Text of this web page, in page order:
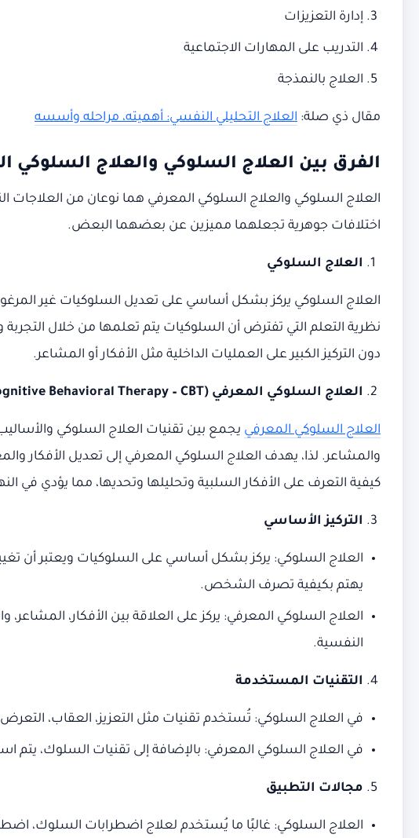
إدارة التعزيزات
التدريب على المهارات الاجتماعية
العلاج بالنمذجة
مقال ذي صلة: العلاج التحليلي النفسي: أهميته، مراحله وأسسه
الفرق بين العلاج السلوكي والعلاج السلوكي
العلاج السلوكي والعلاج السلوكي المعرفي هما نوعان من العلاجات
اختلافات جوهرية تجعلهما مميزين عن بعضهما البعض.
العلاج السلوكي
العلاج السلوكي يركز بشكل أساسي على تعديل السلوكيات غير
نظرية التعلم التي تفترض أن السلوكيات يتم تعلمها من خلال
دون التركيز الكبير على العمليات الداخلية مثل الأفكار أو المشاعر.
العلاج السلوكي المعرفي (Cognitive Behavioral Therapy – CBT)
العلاج السلوكي المعرفي يجمع بين تقنيات العلاج السلوكي
والمشاعر. لذا، يهدف العلاج السلوكي المعرفي إلى تعديل الأفكار
كيفية التعرف على الأفكار السلبية وتحليلها وتحديها، مما يؤدي في
التركيز الأساسي
العلاج السلوكي: يركز بشكل أساسي على السلوكيات ويعتبر أن
يهتم بكيفية تصرف الشخص.
العلاج السلوكي المعرفي: يركز على العلاقة بين الأفكار،
النفسية.
التقنيات المستخدمة
في العلاج السلوكي: تُستخدم تقنيات مثل التعزيز، العقاب،
في العلاج السلوكي المعرفي: بالإضافة إلى تقنيات السلوك، يتم
مجالات التطبيق
العلاج السلوكي: غالبًا ما يُستخدم لعلاج اضطرابات السلوك،